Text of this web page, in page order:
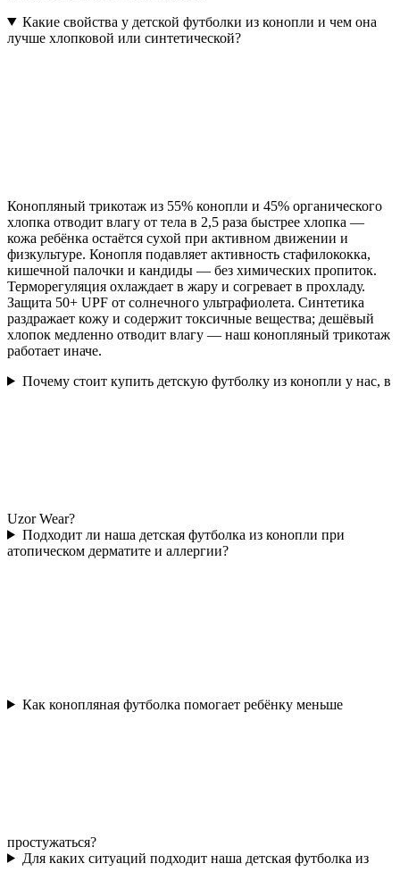
Какие свойства у детской футболки из конопли и чем она
лучше хлопковой или синтетической?
Конопляный трикотаж из 55% конопли и 45% органического
хлопка отводит влагу от тела в 2,5 раза быстрее хлопка —
кожа ребёнка остаётся сухой при активном движении и
физкультуре. Конопля подавляет активность стафилококка,
кишечной палочки и кандиды — без химических пропиток.
Терморегуляция охлаждает в жару и согревает в прохладу.
Защита 50+ UPF от солнечного ультрафиолета. Синтетика
раздражает кожу и содержит токсичные вещества; дешёвый
хлопок медленно отводит влагу — наш конопляный трикотаж
работает иначе.
Почему стоит купить детскую футболку из конопли у нас, в
Uzor Wear?
Подходит ли наша детская футболка из конопли при
атопическом дерматите и аллергии?
Как конопляная футболка помогает ребёнку меньше
простужаться?
Для каких ситуаций подходит наша детская футболка из